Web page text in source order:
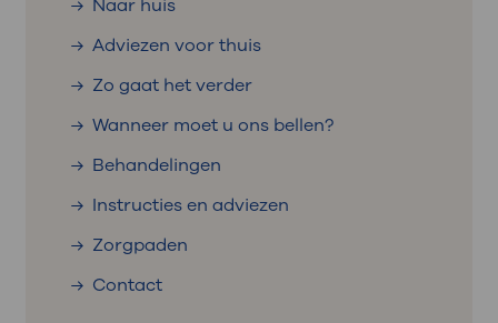
Naar huis
Adviezen voor thuis
Zo gaat het verder
Wanneer moet u ons bellen?
Behandelingen
Instructies en adviezen
Zorgpaden
Contact